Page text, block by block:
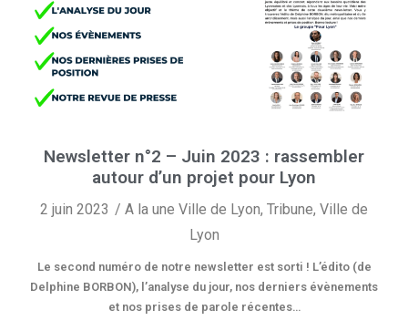
Newsletter n°2 – Juin 2023 : rassembler
autour d’un projet pour Lyon
2 juin 2023 A la une Ville de Lyon, Tribune, Ville de
Lyon
Le second numéro de notre newsletter est sorti ! L’édito (de
Delphine BORBON), l’analyse du jour, nos derniers évènements
et nos prises de parole récentes…